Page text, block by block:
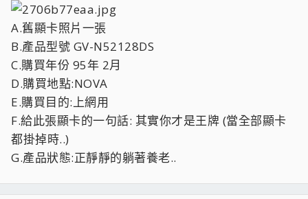
A.舊顯卡照片一張
B.產品型號 GV-N52128DS
C.購買年份 95年 2月
D.購買地點:NOVA
E.購買目的:上網用
F.給此張顯卡的一句話: 其實你才是王牌 (當全部顯卡
都掛掉時..)
G.產品狀態:正靜靜的躺著養老..